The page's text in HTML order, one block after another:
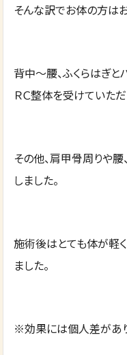
そんな訳でお体の方は
背中～腰、ふくらはぎと
ＲＣ整体を受けていた
その他、肩甲骨周りや
しました。
施術後はとても体が軽
ました。
※効果には個人差があり